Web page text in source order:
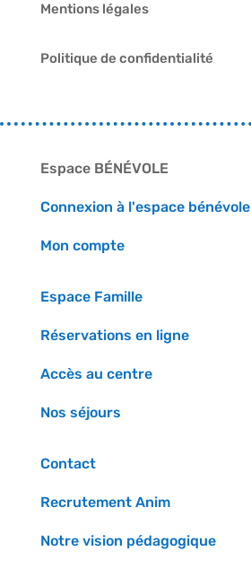
Mentions légales
Politique de confidentialité
Espace BÉNÉVOLE
Connexion à l'espace bénévole
Mon compte
Espace Famille
Réservations en ligne
Accès au centre
Nos séjours
Contact
Recrutement Anim
Notre vision pédagogique